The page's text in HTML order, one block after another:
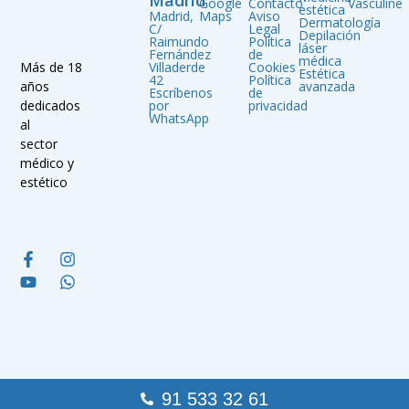
Más de 18
años
dedicados
al
sector
médico y
estético
estética
Dermatología
Depilación
láser
médica
Estética
avanzada
Aviso
Legal
Política
de
Cookies
Política
de
privacidad
Maps
Madrid,
C/
Raimundo
Fernández
Villaderde
42
Escríbenos
por
WhatsApp
91 533 32 61